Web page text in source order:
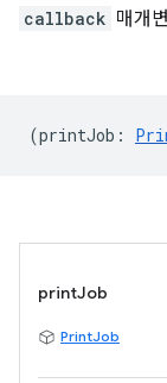
callback 매개
(printJob :
printJob
PrintJob